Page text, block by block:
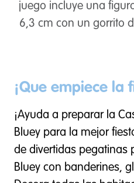
juego incluye una
6,3 cm con un gorrito
¡Que empiece la
¡Ayuda a preparar la
Bluey para la mejor
de divertidas pegatinas
Bluey con banderines,